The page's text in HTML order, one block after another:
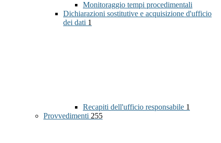
Monitoraggio tempi procedimentali
Dichiarazioni sostitutive e acquisizione d'ufficio
dei dati 1
Recapiti dell'ufficio responsabile 1
Provvedimenti 255